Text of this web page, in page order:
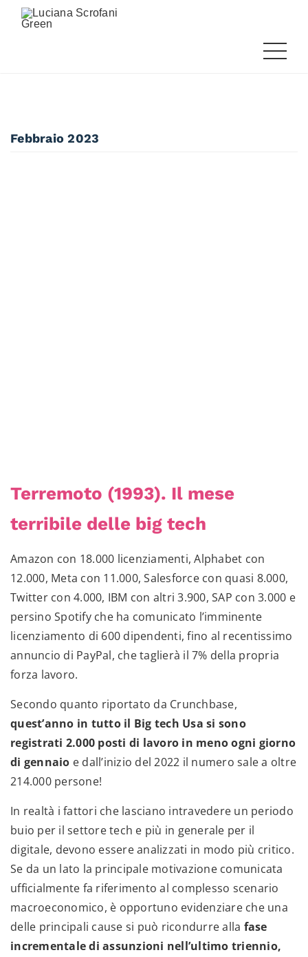
Febbraio 2023
Terremoto (1993). Il mese
terribile delle big tech
Amazon con 18.000 licenziamenti, Alphabet con
12.000, Meta con 11.000, Salesforce con quasi 8.000,
Twitter con 4.000, IBM con altri 3.900, SAP con 3.000 e
persino Spotify che ha comunicato l’imminente
licenziamento di 600 dipendenti, fino al recentissimo
annuncio di PayPal, che taglierà il 7% della propria
forza lavoro.
Secondo quanto riportato da Crunchbase,
quest’anno in tutto il Big tech Usa si sono
registrati 2.000 posti di lavoro in meno ogni giorno
di gennaio e dall’inizio del 2022 il numero sale a oltre
214.000 persone!
In realtà i fattori che lasciano intravedere un periodo
buio per il settore tech e più in generale per il
digitale, devono essere analizzati in modo più critico.
Se da un lato la principale motivazione comunicata
ufficialmente fa riferimento al complesso scenario
macroeconomico, è opportuno evidenziare che una
delle principali cause si può ricondurre alla fase
incrementale di assunzioni nell’ultimo triennio,